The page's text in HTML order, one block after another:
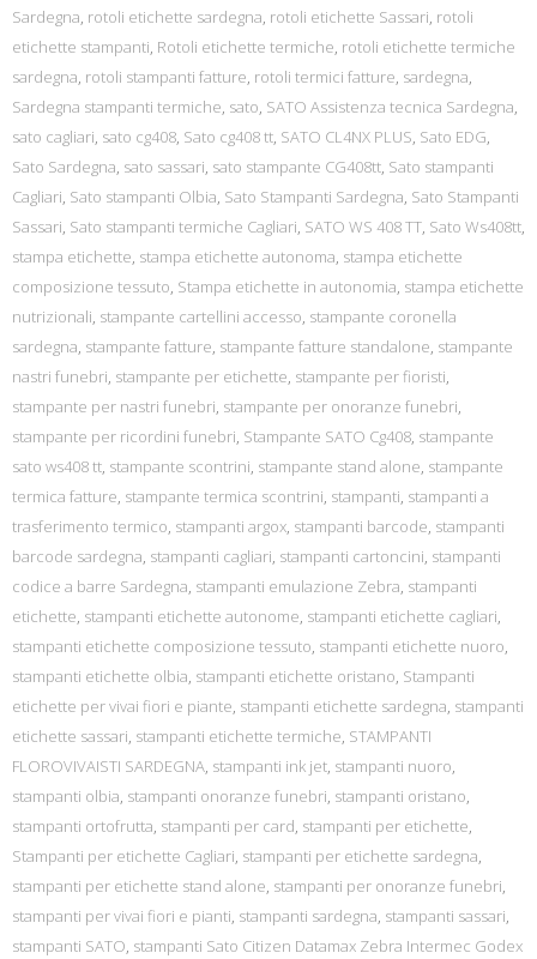
Sardegna, rotoli etichette sardegna, rotoli etichette Sassari, rotoli
etichette stampanti, Rotoli etichette termiche, rotoli etichette termiche
sardegna, rotoli stampanti fatture, rotoli termici fatture, sardegna,
Sardegna stampanti termiche, sato, SATO Assistenza tecnica Sardegna,
sato cagliari, sato cg408, Sato cg408 tt, SATO CL4NX PLUS, Sato EDG,
Sato Sardegna, sato sassari, sato stampante CG408tt, Sato stampanti
Cagliari, Sato stampanti Olbia, Sato Stampanti Sardegna, Sato Stampanti
Sassari, Sato stampanti termiche Cagliari, SATO WS 408 TT, Sato Ws408tt,
stampa etichette, stampa etichette autonoma, stampa etichette
composizione tessuto, Stampa etichette in autonomia, stampa etichette
nutrizionali, stampante cartellini accesso, stampante coronella
sardegna, stampante fatture, stampante fatture standalone, stampante
nastri funebri, stampante per etichette, stampante per fioristi,
stampante per nastri funebri, stampante per onoranze funebri,
stampante per ricordini funebri, Stampante SATO Cg408, stampante
sato ws408 tt, stampante scontrini, stampante stand alone, stampante
termica fatture, stampante termica scontrini, stampanti, stampanti a
trasferimento termico, stampanti argox, stampanti barcode, stampanti
barcode sardegna, stampanti cagliari, stampanti cartoncini, stampanti
codice a barre Sardegna, stampanti emulazione Zebra, stampanti
etichette, stampanti etichette autonome, stampanti etichette cagliari,
stampanti etichette composizione tessuto, stampanti etichette nuoro,
stampanti etichette olbia, stampanti etichette oristano, Stampanti
etichette per vivai fiori e piante, stampanti etichette sardegna, stampanti
etichette sassari, stampanti etichette termiche, STAMPANTI
FLOROVIVAISTI SARDEGNA, stampanti ink jet, stampanti nuoro,
stampanti olbia, stampanti onoranze funebri, stampanti oristano,
stampanti ortofrutta, stampanti per card, stampanti per etichette,
Stampanti per etichette Cagliari, stampanti per etichette sardegna,
stampanti per etichette stand alone, stampanti per onoranze funebri,
stampanti per vivai fiori e pianti, stampanti sardegna, stampanti sassari,
stampanti SATO, stampanti Sato Citizen Datamax Zebra Intermec Godex